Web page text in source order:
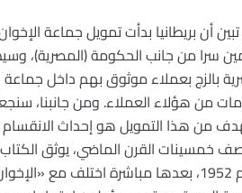
سرا من جانب الحكومة (المصرية)،
بالزج بعملاء موثوق بهم داخل جماعة
من هؤلاء العملاء. ومن جانبنا،
من هذا التمويل هو إحداث
القرن الماضي، يوثق
البريطانيين و«الإخوان». وبعدما استولى عبد الناصر على الحكم عام